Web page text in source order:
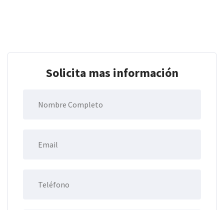
Solicita mas información